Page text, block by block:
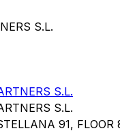
S.L.
S.L.
S.L.
91, FLOOR